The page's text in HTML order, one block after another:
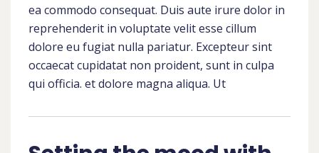
ea commodo consequat. Duis aute irure dolor in
reprehenderit in voluptate velit esse cillum
dolore eu fugiat nulla pariatur. Excepteur sint
occaecat cupidatat non proident, sunt in culpa
qui officia. et dolore magna aliqua. Ut